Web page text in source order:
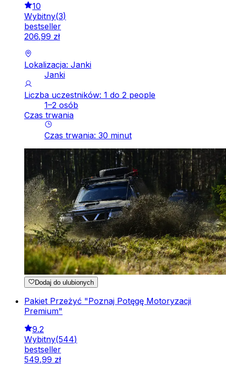
10
Wybitny(3)
bestseller
206,99 zł
Lokalizacja: Janki
Janki
Liczba uczestników: 1 do 2 people
1–2 osób
Czas trwania
Czas trwania: 30 minut
Dodaj do ulubionych
Pakiet Przeżyć "Poznaj Potęgę Motoryzacji
Premium"
9.2
Wybitny(544)
bestseller
549,99 zł